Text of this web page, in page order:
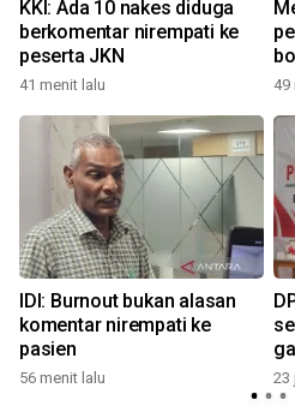
KKI: Ada 10 nakes diduga
berkomentar nirempati ke
peserta JKN
41 menit lalu 49
IDI: Burnout bukan alasan
komentar nirempati ke
pasien
56 menit lalu 23